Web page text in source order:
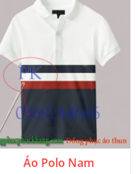
Áo Polo Nam